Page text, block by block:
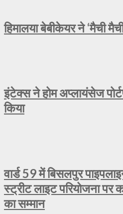
हिमालया बेबीकेयर ने ‘मैची
इंटेक्स ने होम अप्लायंसेज
किया
वार्ड 59 में बिसलपुर
स्ट्रीट लाइट परियोजना पर
का सम्मान